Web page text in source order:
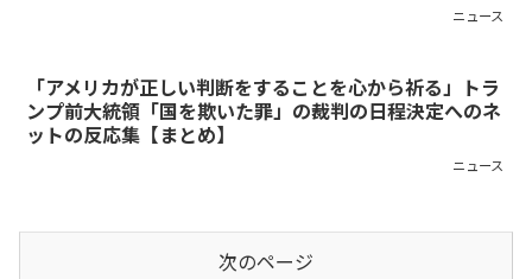
ニュース
「アメリカが正しい判断をすることを心から祈る」トラ
ンプ前大統領「国を欺いた罪」の裁判の日程決定へのネ
ットの反応集【まとめ】
ニュース
次のページ